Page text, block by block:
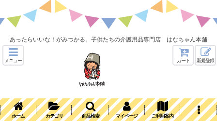
あったらいいな！がみつかる。子供たちの介護用品専門店 はなちゃん本舗
メニュー カート 新規登録
ホーム カテゴリ 商品検索 マイページ ご利用案内